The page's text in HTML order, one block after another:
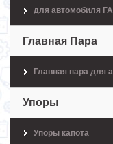
для автомобиля
Главная Пара
Главная пара для
Упоры
Упоры капота